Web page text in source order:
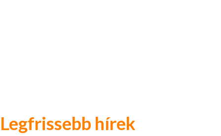
Legfrissebb hírek